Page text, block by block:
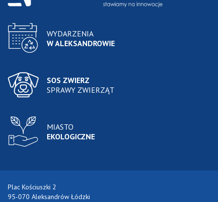
WYDARZENIA
W ALEKSANDROWIE
SOS ZWIERZ
SPRAWY ZWIERZĄT
MIASTO
EKOLOGICZNE
Plac Kościuszki 2
95-070 Aleksandrów Łódzki